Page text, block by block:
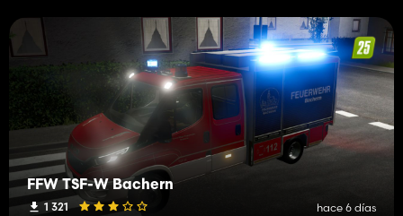
FFW TSF-W Bachern
1 321 hace 6 días